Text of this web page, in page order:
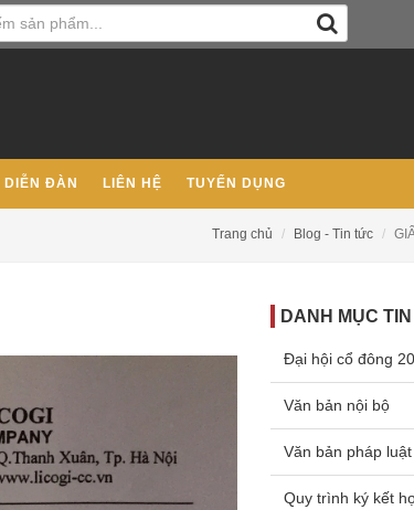
DIỄN ĐÀN LIÊN HỆ TUYỂN DỤNG
Trang chủ Blog - Tin tức
DANH MỤC
Đại hội cổ đông
Văn bản nội bộ
Văn bản pháp luật
Quy trình ký kết